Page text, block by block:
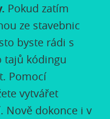
Pokud zatím
ze stavebnic
byste rádi s
tajů kódingu
Pomocí
vytvářet
Nově dokonce i v